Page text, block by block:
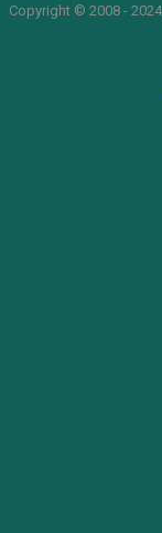
Copyright © 2008 -